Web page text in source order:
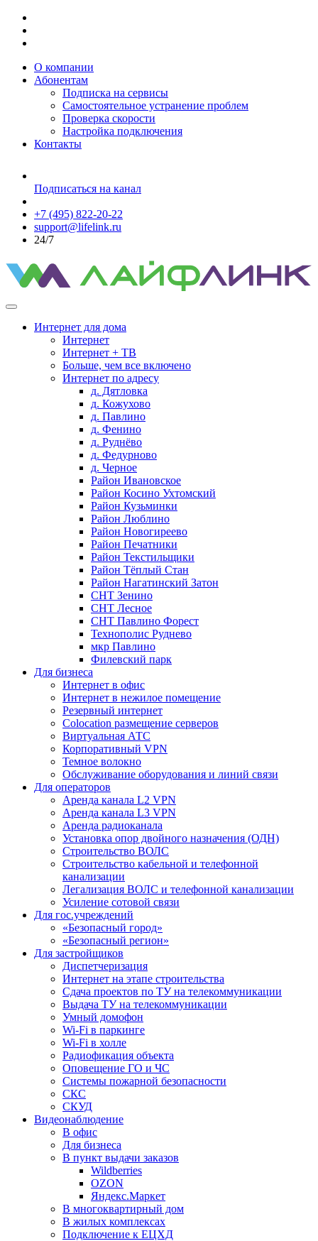
О компании
Абонентам
Подписка на сервисы
Самостоятельное устранение проблем
Проверка скорости
Настройка подключения
Контакты
Подписаться на канал
+7 (495) 822-20-22
support@lifelink.ru
24/7
Интернет для дома
Интернет
Интернет + ТВ
Больше, чем все включено
Интернет по адресу
д. Дятловка
д. Кожухово
д. Павлино
д. Фенино
д. Руднёво
д. Федурново
д. Черное
Район Ивановское
Район Косино Ухтомский
Район Кузьминки
Район Люблино
Район Новогиреево
Район Печатники
Район Текстильщики
Район Тёплый Стан
Район Нагатинский Затон
СНТ Зенино
СНТ Лесное
СНТ Павлино Форест
Технополис Руднево
мкр Павлино
Филевский парк
Для бизнеса
Интернет в офис
Интернет в нежилое помещение
Резервный интернет
Colocation размещение серверов
Виртуальная АТС
Корпоративный VPN
Темное волокно
Обслуживание оборудования и линий связи
Для операторов
Аренда канала L2 VPN
Аренда канала L3 VPN
Аренда радиоканала
Установка опор двойного назначения (ОДН)
Строительство ВОЛС
Строительство кабельной и телефонной
канализации
Легализация ВОЛС и телефонной канализации
Усиление сотовой связи
Для гос.учреждений
«Безопасный город»
«Безопасный регион»
Для застройщиков
Диспетчеризация
Интернет на этапе строительства
Сдача проектов по ТУ на телекоммуникации
Выдача ТУ на телекоммуникации
Умный домофон
Wi-Fi в паркинге
Wi-Fi в холле
Радиофикация объекта
Оповещение ГО и ЧС
Системы пожарной безопасности
СКС
СКУД
Видеонаблюдение
В офис
Для бизнеса
В пункт выдачи заказов
Wildberries
OZON
Яндекс.Маркет
В многоквартирный дом
В жилых комплексах
Подключение к ЕЦХД